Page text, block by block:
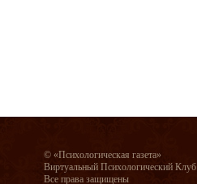
© «Психологическая газета»
Виртуальный Психологический Клуб
Все права защищены